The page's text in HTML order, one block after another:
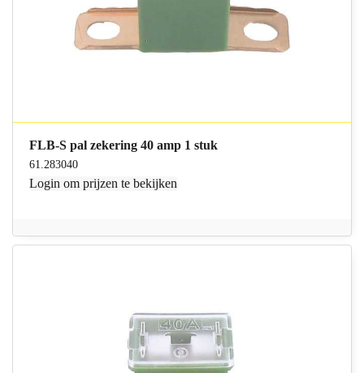
FLB-S pal zekering 40 amp 1 stuk
61.283040
Login om prijzen te bekijken